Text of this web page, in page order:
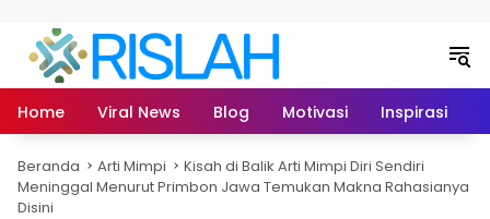
Home Viral News Blog Motivasi Inspirasi
Beranda Arti Mimpi
Kisah di Balik Arti Mimpi Diri Sendiri
Meninggal Menurut Primbon Jawa Temukan Makna Rahasianya
Disini